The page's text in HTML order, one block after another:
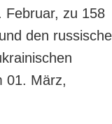
Februar, zu 158
den
01. März,